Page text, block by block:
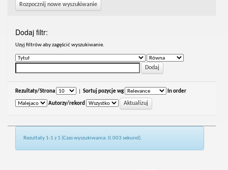
Rozpocznij nowe wyszukiwanie
Dodaj filtr:
Uzyj filtrów aby zagęścić wyszukiwanie.
Rezultaty/Strona Sortuj pozycje wg In order
Autorzy/rekord
Rezultaty 1-1 z 1 (Czas wyszukiwania: 0.003 sekund).